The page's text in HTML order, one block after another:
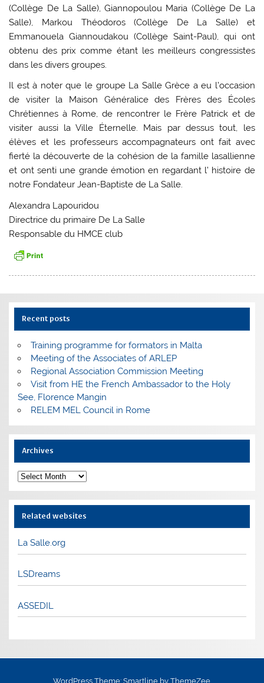
(Collège De La Salle), Giannopoulou Maria (Collège De La
Salle), Markou Théodoros (Collège De La Salle) et
Emmanouela Giannoudakou (Collège Saint-Paul), qui ont
obtenu des prix comme étant les meilleurs congressistes
dans les divers groupes.
Il est à noter que le groupe La Salle Grèce a eu l’occasion
de visiter la Maison Généralice des Frères des Écoles
Chrétiennes à Rome, de rencontrer le Frère Patrick et de
visiter aussi la Ville Éternelle. Mais par dessus tout, les
élèves et les professeurs accompagnateurs ont fait avec
fierté la découverte de la cohésion de la famille lasallienne
et ont senti une grande émotion en regardant l’ histoire de
notre Fondateur Jean-Baptiste de La Salle.
Alexandra Lapouridou
Directrice du primaire De La Salle
Responsable du HMCE club
Recent posts
Training programme for formators in Malta
Meeting of the Associates of ARLEP
Regional Association Commission Meeting
Visit from HE the French Ambassador to the Holy
See, Florence Mangin
RELEM MEL Council in Rome
Archives
Archives
Related websites
La Salle.org
LSDreams
ASSEDIL
WordPress Theme: Smartline by ThemeZee.